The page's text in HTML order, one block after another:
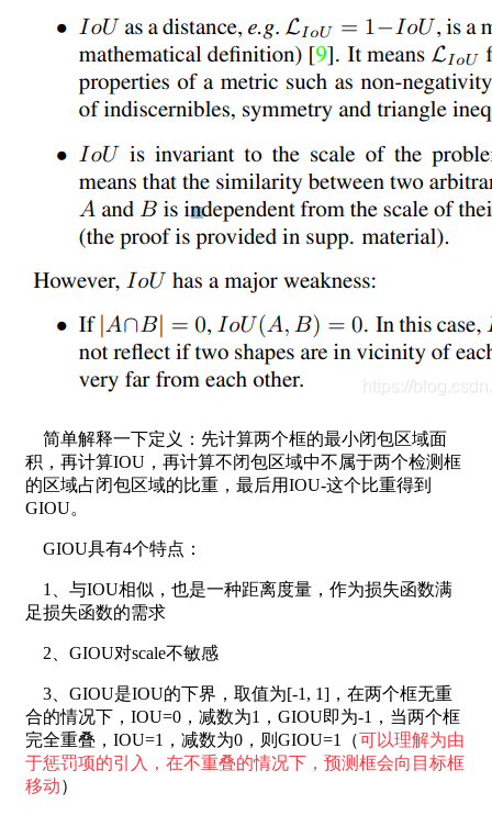
简单解释一下定义：先计算两个框的最小闭包区域面
积，再计算IOU，再计算不闭包区域中不属于两个检测框
的区域占闭包区域的比重，最后用IOU-这个比重得到
GIOU。
GIOU具有4个特点：
1、与IOU相似，也是一种距离度量，作为损失函数满
足损失函数的需求
2、GIOU对scale不敏感
3、GIOU是IOU的下界，取值为[-1, 1]，在两个框无重
合的情况下，IOU=0，减数为1，GIOU即为-1，当两个框
完全重叠，IOU=1，减数为0，则GIOU=1（可以理解为由
于惩罚项的引入，在不重叠的情况下，预测框会向目标框
移动）